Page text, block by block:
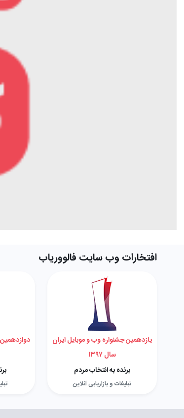
افتخارات وب سایت فالووریاب
یازدهمین جشنواره وب و موبایل ایران
سال ۱۳۹۷
برنده به انتخاب مردم
تبلیغات و بازاریابی آنلاین